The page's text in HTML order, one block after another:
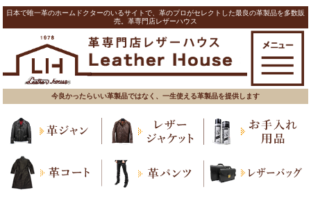
日本で唯一革のホームドクターのいるサイトで、革のプロがセレクトした最良の革製品を多数販
売。革専門店レザーハウス
今良かったらいい革製品ではなく、一生使える革製品を提供します